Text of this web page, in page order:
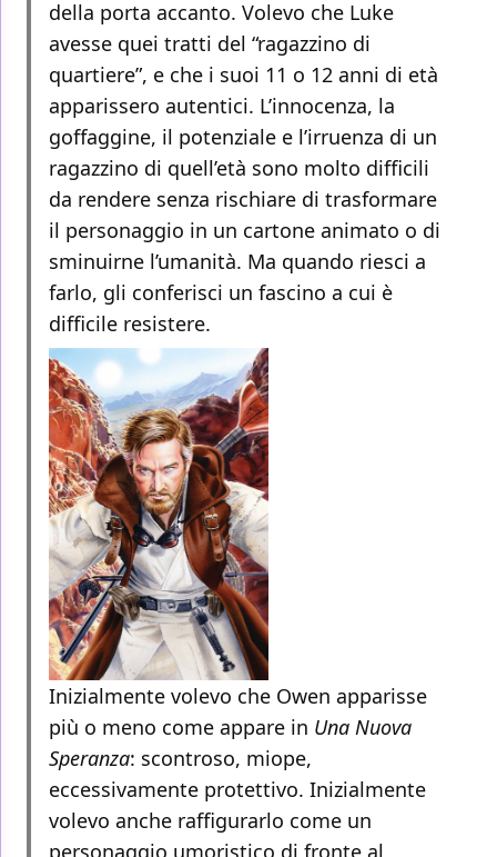
della porta accanto. Volevo che Luke
avesse quei tratti del “ragazzino di
quartiere”, e che i suoi 11 o 12 anni di età
apparissero autentici. L’innocenza, la
goffaggine, il potenziale e l’irruenza di un
ragazzino di quell’età sono molto difficili
da rendere senza rischiare di trasformare
il personaggio in un cartone animato o di
sminuirne l’umanità. Ma quando riesci a
farlo, gli conferisci un fascino a cui è
difficile resistere.
Inizialmente volevo che Owen apparisse
più o meno come appare in Una Nuova
Speranza: scontroso, miope,
eccessivamente protettivo. Inizialmente
volevo anche raffigurarlo come un